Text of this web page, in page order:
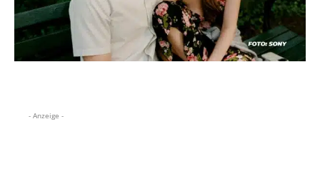
- Anzeige -